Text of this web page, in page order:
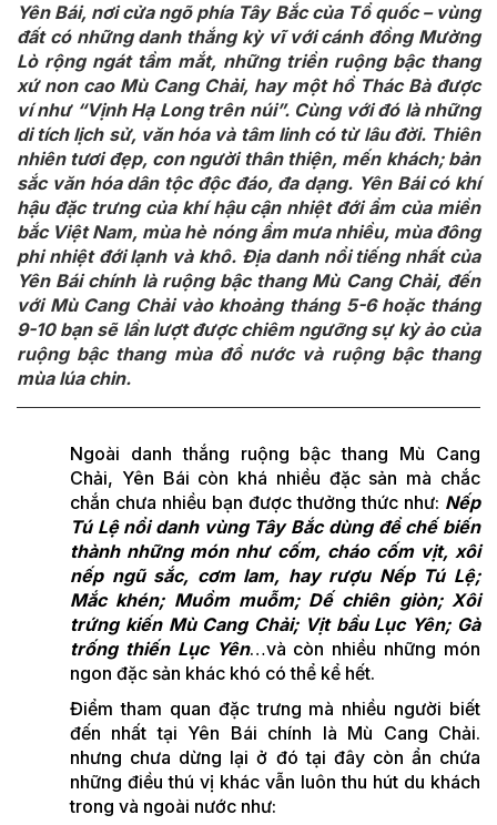
Yên Bái, nơi cửa ngõ phía Tây Bắc của Tổ quốc – vùng
đất có những danh thắng kỳ vĩ với cánh đồng Mường
Lò rộng ngát tầm mắt, những triền ruộng bậc thang
xứ non cao Mù Cang Chải, hay một hồ Thác Bà được
ví như “Vịnh Hạ Long trên núi”. Cùng với đó là những
di tích lịch sử, văn hóa và tâm linh có từ lâu đời. Thiên
nhiên tươi đẹp, con người thân thiện, mến khách; bản
sắc văn hóa dân tộc độc đáo, đa dạng. Yên Bái có khí
hậu đặc trưng của khí hậu cận nhiệt đới ẩm của miền
bắc Việt Nam, mùa hè nóng ẩm mưa nhiều, mùa đông
phi nhiệt đới lạnh và khô. Địa danh nổi tiếng nhất của
Yên Bái chính là ruộng bậc thang Mù Cang Chải, đến
với Mù Cang Chải vào khoảng tháng 5-6 hoặc tháng
9-10 bạn sẽ lần lượt được chiêm ngưỡng sự kỳ ảo của
ruộng bậc thang mùa đổ nước và ruộng bậc thang
mùa lúa chin.
Ngoài danh thắng ruộng bậc thang Mù Cang
Chải, Yên Bái còn khá nhiều đặc sản mà chắc
chắn chưa nhiều bạn được thưởng thức như: Nếp
Tú Lệ nổi danh vùng Tây Bắc dùng để chế biến
thành những món như cốm, cháo cốm vịt, xôi
nếp ngũ sắc, cơm lam, hay rượu Nếp Tú Lệ;
Mắc khén; Muồm muỗm; Dế chiên giòn; Xôi
trứng kiến Mù Cang Chải; Vịt bầu Lục Yên; Gà
trống thiến Lục Yên…và còn nhiều những món
ngon đặc sản khác khó có thể kể hết.
Điểm tham quan đặc trưng mà nhiều người biết
đến nhất tại Yên Bái chính là Mù Cang Chải.
nhưng chưa dừng lại ở đó tại đây còn ẩn chứa
những điều thú vị khác vẫn luôn thu hút du khách
trong và ngoài nước như: